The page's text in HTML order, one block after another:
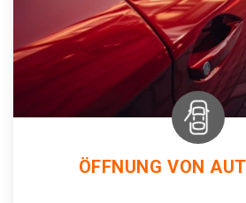
ÖFFNUNG VON